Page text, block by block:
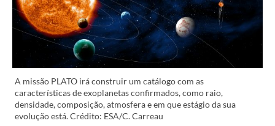
A missão PLATO irá construir um catálogo com as
características de exoplanetas confirmados, como raio,
densidade, composição, atmosfera e em que estágio da sua
evolução está. Crédito: ESA/C. Carreau